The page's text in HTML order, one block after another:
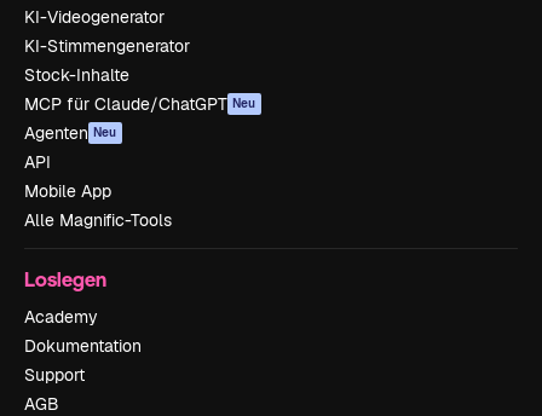
KI-Videogenerator
KI-Stimmengenerator
Stock-Inhalte
MCP für Claude/ChatGPT Neu
Agenten Neu
API
Mobile App
Alle Magnific-Tools
Loslegen
Academy
Dokumentation
Support
AGB